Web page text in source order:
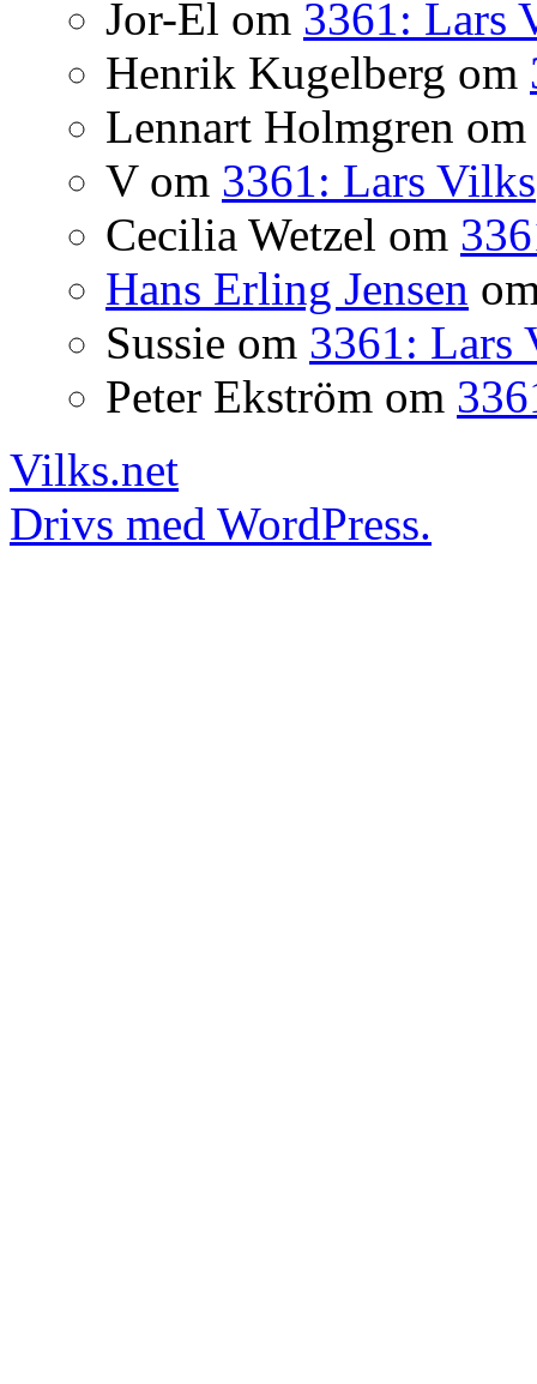
Jor-El om 3361: Lars
Henrik Kugelberg om
Lennart Holmgren om
Vom 3361: Lars Vilks
Cecilia Wetzel om
Hans Erling Jensen
Sussie om 3361: Lars
Peter Ekström om
Vilks.net
Drivs med WordPress.